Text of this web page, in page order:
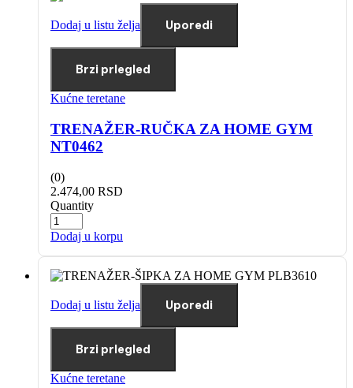
Dodaj u listu želja Uporedi
Brzi prlegled
Kućne teretane
TRENAŽER-RUČKA ZA HOME GYM
NT0462
(0)
2.474,00 RSD
Quantity
Dodaj u korpu
Dodaj u listu želja Uporedi
Brzi prlegled
Kućne teretane